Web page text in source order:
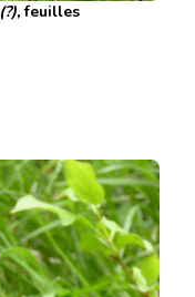
(?),feuilles